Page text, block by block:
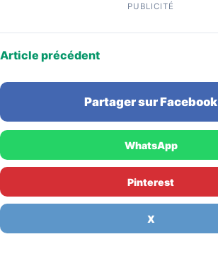
PUBLICITÉ
Article précédent
Partager sur Facebook
WhatsApp
Pinterest
X